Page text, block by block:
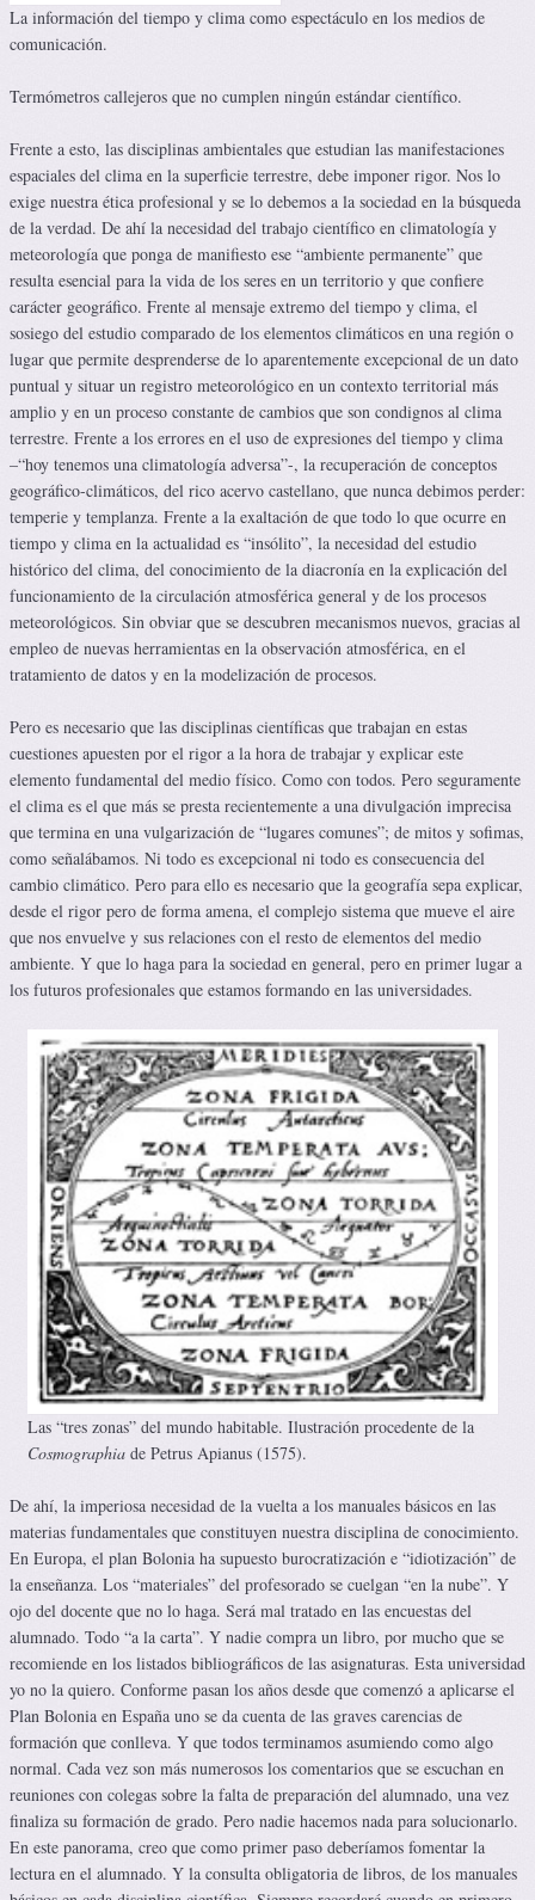
La información del tiempo y clima como espectáculo en los medios de
comunicación.
Termómetros callejeros que no cumplen ningún estándar científico.
Frente a esto, las disciplinas ambientales que estudian las manifestaciones
espaciales del clima en la superficie terrestre, debe imponer rigor. Nos lo
exige nuestra ética profesional y se lo debemos a la sociedad en la búsqueda
de la verdad. De ahí la necesidad del trabajo científico en climatología y
meteorología que ponga de manifiesto ese “ambiente permanente” que
resulta esencial para la vida de los seres en un territorio y que confiere
carácter geográfico. Frente al mensaje extremo del tiempo y clima, el
sosiego del estudio comparado de los elementos climáticos en una región o
lugar que permite desprenderse de lo aparentemente excepcional de un dato
puntual y situar un registro meteorológico en un contexto territorial más
amplio y en un proceso constante de cambios que son condignos al clima
terrestre. Frente a los errores en el uso de expresiones del tiempo y clima
–“hoy tenemos una climatología adversa”-, la recuperación de conceptos
geográfico-climáticos, del rico acervo castellano, que nunca debimos perder:
temperie y templanza. Frente a la exaltación de que todo lo que ocurre en
tiempo y clima en la actualidad es “insólito”, la necesidad del estudio
histórico del clima, del conocimiento de la diacronía en la explicación del
funcionamiento de la circulación atmosférica general y de los procesos
meteorológicos. Sin obviar que se descubren mecanismos nuevos, gracias al
empleo de nuevas herramientas en la observación atmosférica, en el
tratamiento de datos y en la modelización de procesos.
Pero es necesario que las disciplinas científicas que trabajan en estas
cuestiones apuesten por el rigor a la hora de trabajar y explicar este
elemento fundamental del medio físico. Como con todos. Pero seguramente
el clima es el que más se presta recientemente a una divulgación imprecisa
que termina en una vulgarización de “lugares comunes”; de mitos y sofimas,
como señalábamos. Ni todo es excepcional ni todo es consecuencia del
cambio climático. Pero para ello es necesario que la geografía sepa explicar,
desde el rigor pero de forma amena, el complejo sistema que mueve el aire
que nos envuelve y sus relaciones con el resto de elementos del medio
ambiente. Y que lo haga para la sociedad en general, pero en primer lugar a
los futuros profesionales que estamos formando en las universidades.
Las “tres zonas” del mundo habitable. Ilustración procedente de la
Cosmographiade Petrus Apianus (1575).
De ahí, la imperiosa necesidad de la vuelta a los manuales básicos en las
materias fundamentales que constituyen nuestra disciplina de conocimiento.
En Europa, el plan Bolonia ha supuesto burocratización e “idiotización” de
la enseñanza. Los “materiales” del profesorado se cuelgan “en la nube”. Y
ojo del docente que no lo haga. Será mal tratado en las encuestas del
alumnado. Todo “a la carta”. Y nadie compra un libro, por mucho que se
recomiende en los listados bibliográficos de las asignaturas. Esta universidad
yo no la quiero. Conforme pasan los años desde que comenzó a aplicarse el
Plan Bolonia en España uno se da cuenta de las graves carencias de
formación que conlleva. Y que todos terminamos asumiendo como algo
normal. Cada vez son más numerosos los comentarios que se escuchan en
reuniones con colegas sobre la falta de preparación del alumnado, una vez
finaliza su formación de grado. Pero nadie hacemos nada para solucionarlo.
En este panorama, creo que como primer paso deberíamos fomentar la
lectura en el alumnado. Y la consulta obligatoria de libros, de los manuales